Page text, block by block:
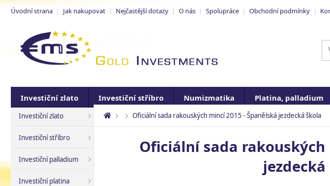
Úvodní strana | Jak nakupovat | Nejčastější dotazy | O nás | Spolupráce | Obchodní podmínky |
Investiční zlato Investiční stříbro Numizmatika Platina, palladium
Investiční zlato
Investiční stříbro
Investiční palladium
Investiční platina
Oficiální sada rakouských mincí 2015 - Španělská jezdecká škola
Oficiální sada rakouských